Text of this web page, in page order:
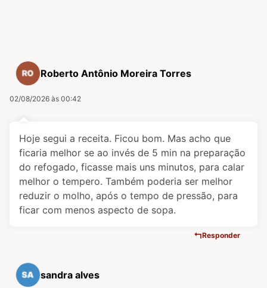
Roberto Antônio Moreira Torres
02/08/2026 às 00:42
Hoje segui a receita. Ficou bom. Mas acho que
ficaria melhor se ao invés de 5 min na preparação
do refogado, ficasse mais uns minutos, para calar
melhor o tempero. Também poderia ser melhor
reduzir o molho, após o tempo de pressão, para
ficar com menos aspecto de sopa.
Responder
sandra alves